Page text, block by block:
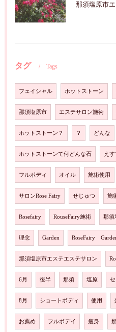
タグ Tags
フェイシャル ホットストーン
那須塩原市 エステサロン施術
ホットストーン？ ？ どんな
ホットストーンて何どんな石 えす
フルボディ オイル 施術使用
サロンRose Fairy せじゅつ 施
Rosefairy RouseFairy施術 那須
理念 Garden RoseFairy
那須塩原市エステエステサロン
6月 後半 那須 塩原
8月 ショートボディ 使用
お薦め フルボデイ 瘦身